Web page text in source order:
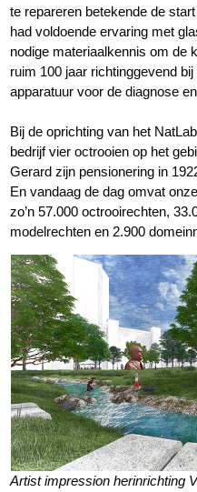
te repareren betekende de
had voldoende ervaring met
nodige materiaalkennis om de
ruim 100 jaar richtinggevend
apparatuur voor de diagnose
Bij de oprichting van het
bedrijf vier octrooien op het
Gerard zijn pensionering in
En vandaag de dag omvat
zo’n 57.000 octrooirechten,
modelrechten en 2.900
Artist impression herinrichting